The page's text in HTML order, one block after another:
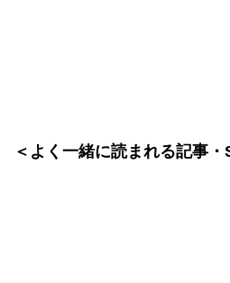
＜よく一緒に読まれる記事